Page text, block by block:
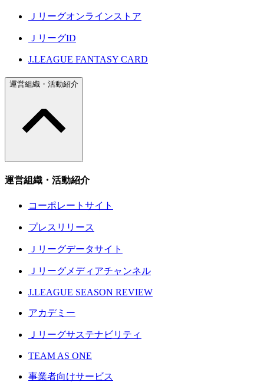
Ｊリーグオンラインストア
ＪリーグID
J.LEAGUE FANTASY CARD
運営組織・活動紹介
運営組織・活動紹介
コーポレートサイト
プレスリリース
Ｊリーグデータサイト
Ｊリーグメディアチャンネル
J.LEAGUE SEASON REVIEW
アカデミー
Ｊリーグサステナビリティ
TEAM AS ONE
事業者向けサービス